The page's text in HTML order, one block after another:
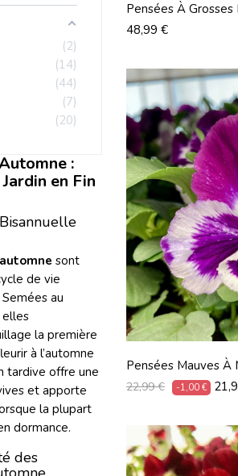
2
14
44
7
20
:
en Fin
sont
de vie
au
elles
la première
à l’automne
tardive offre une
et apporte
la plupart
dormance.
des
Pensées À
Lot De 24
Prix
48,99 €
Pensées Mauves À
Lot De 9 Pots De 9
Prix
22,99 € -1,00 € Prix